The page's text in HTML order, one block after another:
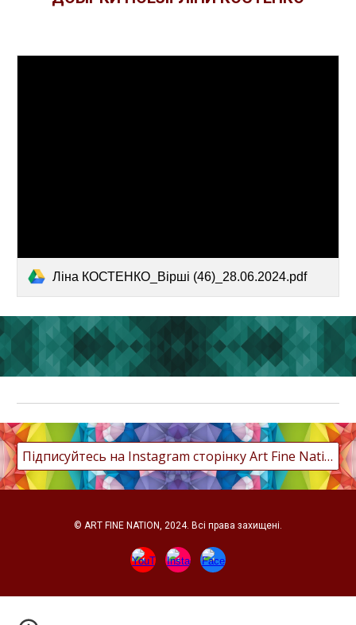
Ліна КОСТЕНКО_Вірші (46)_28.06.2024.pdf
Підписуйтесь на Instagram сторінку Art Fine Nation
© ART FINE NATION, 2024. Всі права захищені.